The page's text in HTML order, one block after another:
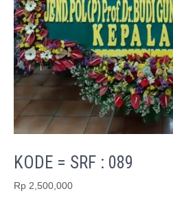
KODE = SRF : 089
Rp 2,500,000